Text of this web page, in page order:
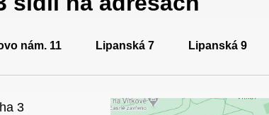
nám. 11 Lipanská 7 Lipanská 9
3